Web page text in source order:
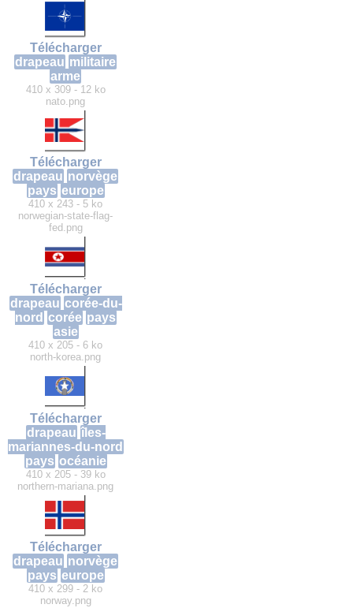
Télécharger
drapeau militaire
arme
410 x 309 - 12 ko
nato.png
Télécharger
drapeau norvège
pays europe
410 x 243 - 5 ko
norwegian-state-flag-
fed.png
Télécharger
drapeau corée-du-
nord corée pays
asie
410 x 205 - 6 ko
north-korea.png
Télécharger
drapeau îles-
mariannes-du-nord
pays océanie
410 x 205 - 39 ko
northern-mariana.png
Télécharger
drapeau norvège
pays europe
410 x 299 - 2 ko
norway.png